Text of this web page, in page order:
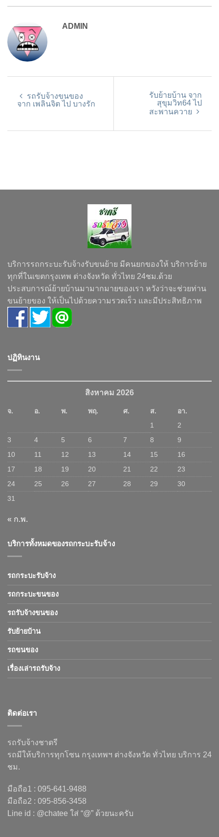
ADMIN
รถรับจ้างขนของ
จาก เพลินจิต ไป บางรัก
รับย้ายบ้าน จาก
สุขุมวิท64 ไป
สะพานควาย
บริการรถกระบะรับจ้างรับขนย้าย มีคนยกของให้ บริการย้าย
ทุกที่ในเขตกรุงเทพ ต่างจังหวัด ทั่วไทย 24ชม.ด้วย
ประสบการณ์ย้ายบ้านมามากมายของเรา หวังว่าจะช่วยท่าน
ขนย้ายของ ให้เป็นไปด้วยความรวดเร็ว และมีประสิทธิภาพ
ปฏิทินงาน
สิงหาคม 2026
จ. อ. พ. พฤ. ศ. ส.
อา.
1
2
3
4 5 6 7 8
9
10
11 12 13 14 15
16
17
18 19 20 21 22
23
24
25 26 27 28 29
30
31
« ก.พ.
บริการทั้งหมดของรถกระบะรับจ้าง
รถกระบะรับจ้าง
รถกระบะขนของ
รถรับจ้างขนของ
รับย้ายบ้าน
รถขนของ
เรื่องเล่ารถรับจ้าง
ติดต่อเรา
รถรับจ้างชาตรี
รถมีให้บริการทุกโซน กรุงเทพฯ ต่างจังหวัด ทั่วไทย บริการ 24
ชม.
มือถือ1 : 095-641-9488
มือถือ2 : 095-856-3458
Line id : @chatee ใส่ “@” ด้วยนะครับ